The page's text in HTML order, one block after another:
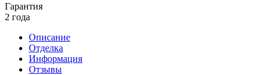
Гарантия
2 года
Описание
Отделка
Информация
Отзывы